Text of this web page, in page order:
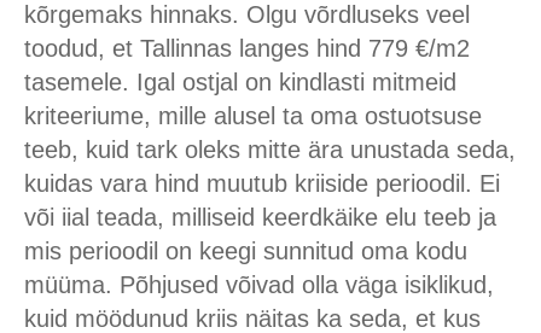
kõrgemaks hinnaks. Olgu võrdluseks veel
toodud, et Tallinnas langes hind 779 €/m2
tasemele. Igal ostjal on kindlasti mitmeid
kriteeriume, mille alusel ta oma ostuotsuse
teeb, kuid tark oleks mitte ära unustada seda,
kuidas vara hind muutub kriiside perioodil. Ei
või iial teada, milliseid keerdkäike elu teeb ja
mis perioodil on keegi sunnitud oma kodu
müüma. Põhjused võivad olla väga isiklikud,
kuid möödunud kriis näitas ka seda, et kus